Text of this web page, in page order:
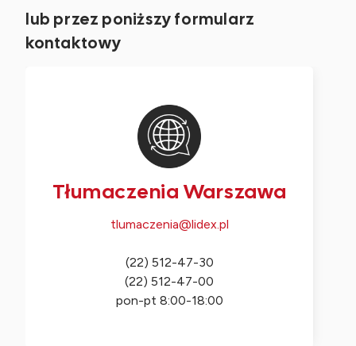
lub przez poniższy formularz
kontaktowy
Tłumaczenia Warszawa
tlumaczenia@lidex.pl
(22) 512-47-30
(22) 512-47-00
pon-pt 8:00-18:00